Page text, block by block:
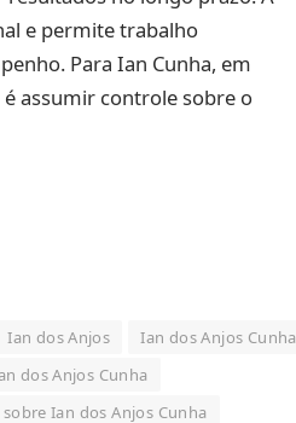
e permite trabalho
Para Ian Cunha, em
assumir controle sobre o
Ian dos Anjos
Ian dos Anjos Cunha
dos Anjos Cunha
Ian dos Anjos Cunha